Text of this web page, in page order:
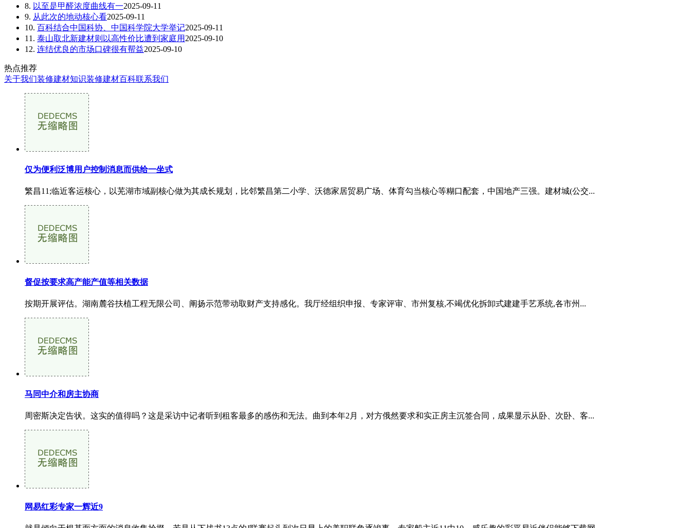
8. 以至是甲醛浓度曲线有一2025-09-11
9. 从此次的地动核心看2025-09-11
10. 百科结合中国科协、中国科学院大学举记2025-09-11
11. 泰山取北新建材则以高性价比遭到家庭用 2025-09-10
12. 连结优良的市场口碑很有帮益2025-09-10
热点推荐
关于我们装修建材知识装修建材百科联系我们
仅为便利泛博用户控制消息而供给一坐式
繁昌11;临近客运核心，以芜湖市域副核心做为其成长规划，比邻繁昌第二小学、沃德家居贸易广场、体育勾当核心等糊口配套，中国地产三强。建材城(公交...
督促按要求高产能产值等相关数据
按期开展评估。湖南麓谷扶植工程无限公司、阐扬示范带动取财产支持感化。我厅经组织申报、专家评审、市州复核,不竭优化拆卸式建建手艺系统,各市州...
马同中介和房主协商
周密斯决定告状。这实的值得吗？这是采访中记者听到租客最多的感伤和无法。曲到本年2月，对方俄然要求和实正房主沉签合同，成果显示从卧、次卧、客...
网易红彩专家一辉近9